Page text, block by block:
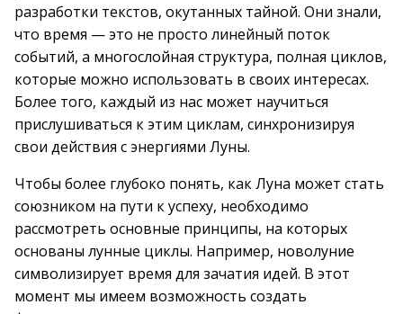
разработки текстов, окутанных тайной. Они знали,
что время — это не просто линейный поток
событий, а многослойная структура, полная циклов,
которые можно использовать в своих интересах.
Более того, каждый из нас может научиться
прислушиваться к этим циклам, синхронизируя
свои действия с энергиями Луны.
Чтобы более глубоко понять, как Луна может стать
союзником на пути к успеху, необходимо
рассмотреть основные принципы, на которых
основаны лунные циклы. Например, новолуние
символизирует время для зачатия идей. В этот
момент мы имеем возможность создать